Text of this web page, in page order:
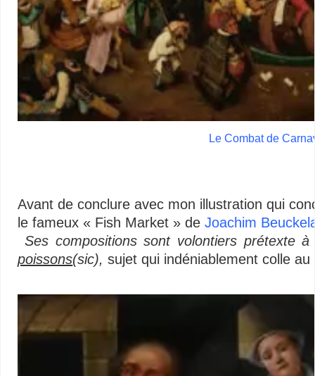
Le Combat de
Avant de conclure avec mon illustration qui
le fameux « Fish Market » deJoachim
Ses compositions sont volontiers prétexte
poissons(sic),sujet qui indéniablement colle au